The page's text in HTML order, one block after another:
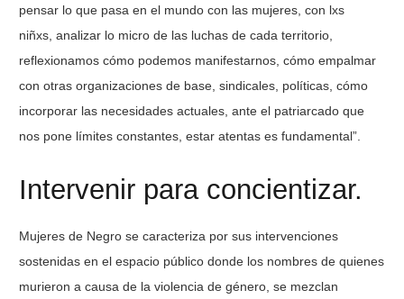
pensar lo que pasa en el mundo con las mujeres, con lxs
niñxs, analizar lo micro de las luchas de cada territorio,
reflexionamos cómo podemos manifestarnos, cómo empalmar
con otras organizaciones de base, sindicales, políticas, cómo
incorporar las necesidades actuales, ante el patriarcado que
nos pone límites constantes, estar atentas es fundamental”.
Intervenir para concientizar.
Mujeres de Negro se caracteriza por sus intervenciones
sostenidas en el espacio público donde los nombres de quienes
murieron a causa de la violencia de género, se mezclan